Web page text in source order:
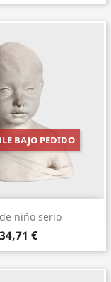
niño serio
€
BAJO PEDIDO
rápida